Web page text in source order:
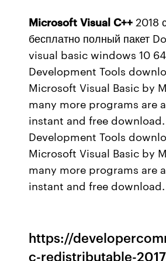
Microsoft Visual C++ 2018
бесплатно полный пакет
visual basic windows 10
Development Tools
Microsoft Visual Basic by
many more programs are
instant and free download.
Development Tools
Microsoft Visual Basic by
many more programs are
instant and free download.
https://
c-redistributable-